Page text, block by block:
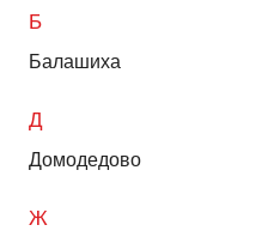
Б
Балашиха
Д
Домодедово
Ж